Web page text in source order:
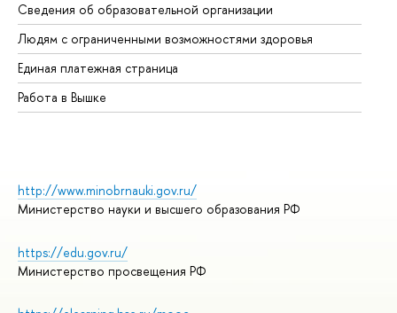
Сведения об образовательной организации
Людям с ограниченными возможностями здоровья
Единая платежная страница
Работа в Вышке
http://www.minobrnauki.gov.ru/
Министерство науки и высшего образования РФ
https://edu.gov.ru/
Министерство просвещения РФ